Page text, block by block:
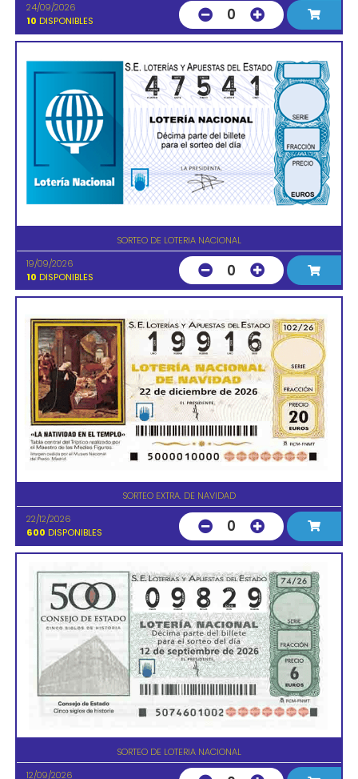
24/09/2026
10 DISPONIBLES 0
SORTEO DE LOTERIA NACIONAL
19/09/2026
10 DISPONIBLES 0
SORTEO EXTRA. DE NAVIDAD
22/12/2026
600 DISPONIBLES 0
SORTEO DE LOTERIA NACIONAL
12/09/2026